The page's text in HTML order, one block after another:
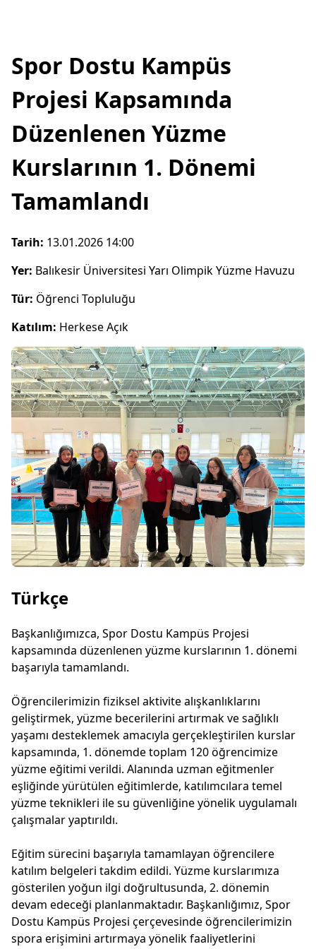
Spor Dostu Kampüs
Projesi Kapsamında
Düzenlenen Yüzme
Kurslarının 1. Dönemi
Tamamlandı
Tarih: 13.01.2026 14:00
Yer: Balıkesir Üniversitesi Yarı Olimpik Yüzme Havuzu
Tür: Öğrenci Topluluğu
Katılım: Herkese Açık
Türkçe
Başkanlığımızca, Spor Dostu Kampüs Projesi
kapsamında düzenlenen yüzme kurslarının 1. dönemi
başarıyla tamamlandı.
Öğrencilerimizin fiziksel aktivite alışkanlıklarını
geliştirmek, yüzme becerilerini artırmak ve sağlıklı
yaşamı desteklemek amacıyla gerçekleştirilen kurslar
kapsamında, 1. dönemde toplam 120 öğrencimize
yüzme eğitimi verildi. Alanında uzman eğitmenler
eşliğinde yürütülen eğitimlerde, katılımcılara temel
yüzme teknikleri ile su güvenliğine yönelik uygulamalı
çalışmalar yaptırıldı.
Eğitim sürecini başarıyla tamamlayan öğrencilere
katılım belgeleri takdim edildi. Yüzme kurslarımıza
gösterilen yoğun ilgi doğrultusunda, 2. dönemin
devam edeceği planlanmaktadır. Başkanlığımız, Spor
Dostu Kampüs Projesi çerçevesinde öğrencilerimizin
spora erişimini artırmaya yönelik faaliyetlerini